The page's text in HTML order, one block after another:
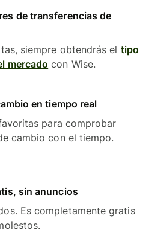
de transferencias de
siempre obtendrás el tipo
mercado con Wise.
en tiempo real
para comprobar
cambio con el tiempo.
sin anuncios
Es completamente gratis